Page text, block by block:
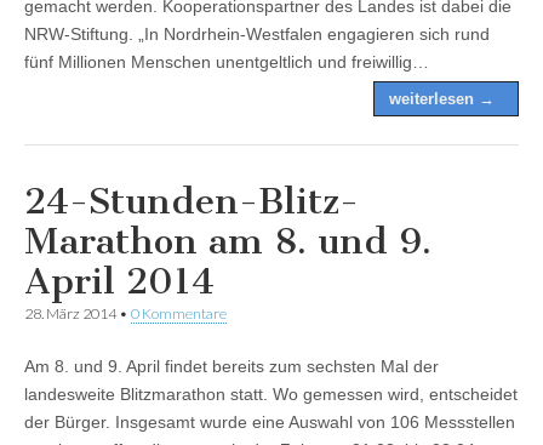
gemacht werden. Kooperationspartner des Landes ist dabei die
NRW-Stiftung. „In Nordrhein-Westfalen engagieren sich rund
fünf Millionen Menschen unentgeltlich und freiwillig…
weiterlesen →
24-Stunden-Blitz-
Marathon am 8. und 9.
April 2014
28. März 2014• 0 Kommentare
Am 8. und 9. April findet bereits zum sechsten Mal der
landesweite Blitzmarathon statt. Wo gemessen wird, entscheidet
der Bürger. Insgesamt wurde eine Auswahl von 106 Messstellen